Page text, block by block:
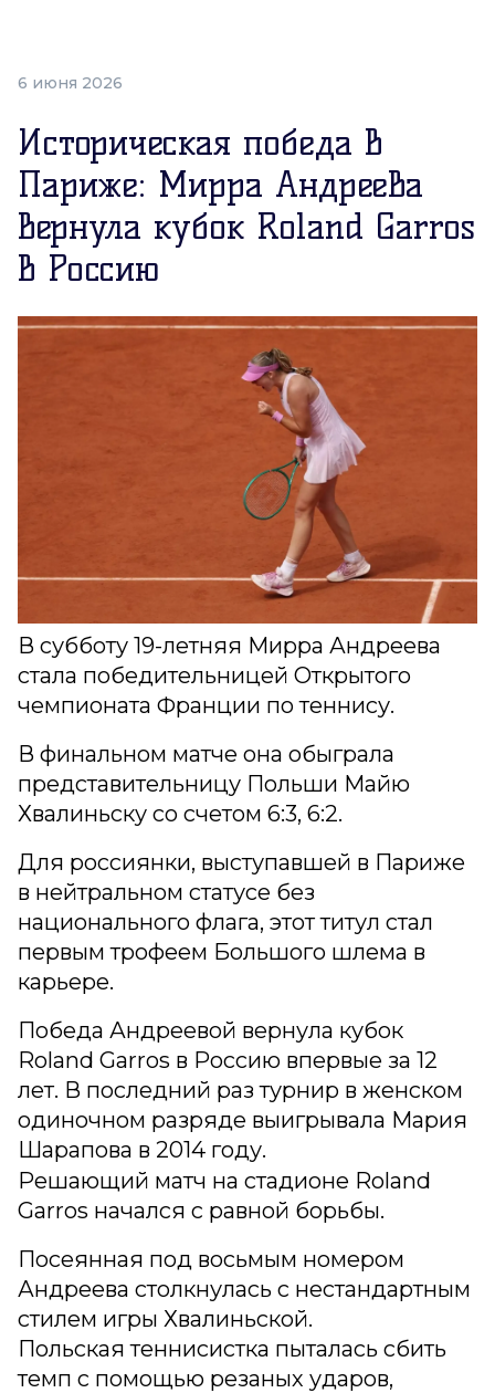
6 июня 2026
Историческая победа в
Париже: Мирра Андреева
вернула кубок Roland Garros
в Россию
В субботу 19-летняя Мирра Андреева
стала победительницей Открытого
чемпионата Франции по теннису.
В финальном матче она обыграла
представительницу Польши Майю
Хвалиньску со счетом 6:3, 6:2.
Для россиянки, выступавшей в Париже
в нейтральном статусе без
национального флага, этот титул стал
первым трофеем Большого шлема в
карьере.
Победа Андреевой вернула кубок
Roland Garros в Россию впервые за 12
лет. В последний раз турнир в женском
одиночном разряде выигрывала Мария
Шарапова в 2014 году.
Решающий матч на стадионе Roland
Garros начался с равной борьбы.
Посеянная под восьмым номером
Андреева столкнулась с нестандартным
стилем игры Хвалиньской.
Польская теннисистка пыталась сбить
темп с помощью резаных ударов,